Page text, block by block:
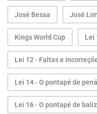
José Bessa José
Kings World Cup Lei
Lei 12 - Faltas e
Lei 14 - O pontapé de
Lei 16 - O pontapé de